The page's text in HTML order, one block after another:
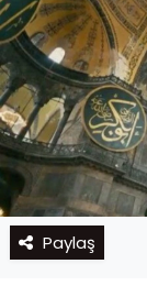
Paylaş